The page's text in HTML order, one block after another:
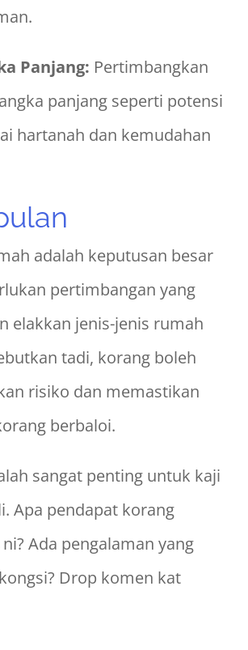
Panjang: Pertimbangkan
panjang seperti potensi
hartanah dan kemudahan
adalah keputusan besar
pertimbangan yang
elakkan jenis-jenis rumah
tadi, korang boleh
risiko dan memastikan
berbaloi.
sangat penting untuk kaji
Apa pendapat korang
Ada pengalaman yang
Drop komen kat